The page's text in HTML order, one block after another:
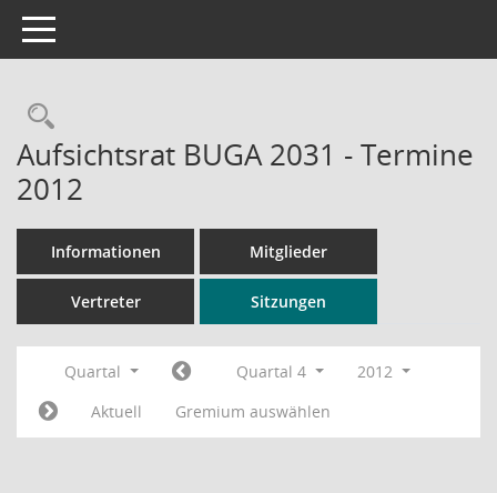
Toggle navigation
Rechercheauswahl
Aufsichtsrat BUGA 2031 - Termine
2012
Informationen Mitglieder
Vertreter Sitzungen
Quartal Quartal 4
2012
Aktuell
Gremium auswählen